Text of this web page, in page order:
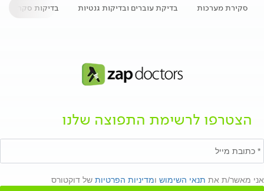
סקירת מערכות בדיקת עוברים ובדיקות גנטיות בדיקות סקר
הצטרפו לרשימת התפוצה שלנו
אני מאשר/ת את תנאי השימוש ומדיניות הפרטיות של דוקטורס